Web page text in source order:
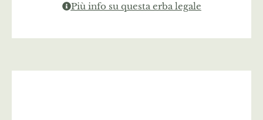
Più info su questa erba legale